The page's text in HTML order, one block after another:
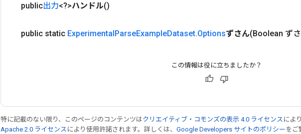
public出力<?>ハンドル()
public static ExperimentalParseExampleDataset.Optionsずさん(Boolean ず
この情報は役に立ちましたか？
特に記載のない限り、このページのコンテンツはクリエイティブ・コモンズの表示 4.0 ライセンス によ
Apache 2.0 ライセンス により使用許諾されます。詳しくは、 Google Developers サイトのポリシー をご